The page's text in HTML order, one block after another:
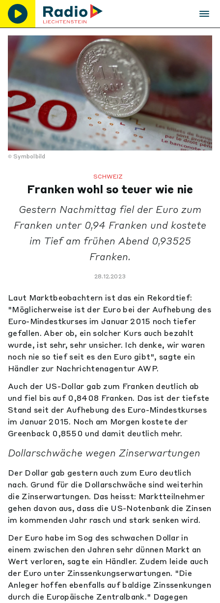
Symbolbild
SCHWEIZ
Franken wohl so teuer wie nie
Gestern Nachmittag fiel der Euro zum
Franken unter 0,94 Franken und kostete
im Tief am frühen Abend 0,93525
Franken.
28.12.2023
Laut Marktbeobachtern ist das ein Rekordtief:
"Möglicherweise ist der Euro bei der Aufhebung des
Euro-Mindestkurses im Januar 2015 noch tiefer
gefallen. Aber ob, ein solcher Kurs auch bezahlt
wurde, ist sehr, sehr unsicher. Ich denke, wir waren
noch nie so tief seit es den Euro gibt", sagte ein
Händler zur Nachrichtenagentur AWP.
Auch der US-Dollar gab zum Franken deutlich ab
und fiel bis auf 0,8408 Franken. Das ist der tiefste
Stand seit der Aufhebung des Euro-Mindestkurses
im Januar 2015. Noch am Morgen kostete der
Greenback 0,8550 und damit deutlich mehr.
Dollarschwäche wegen Zinserwartungen
Der Dollar gab gestern auch zum Euro deutlich
nach. Grund für die Dollarschwäche sind weiterhin
die Zinserwartungen. Das heisst: Marktteilnehmer
gehen davon aus, dass die US-Notenbank die Zinsen
im kommenden Jahr rasch und stark senken wird.
Der Euro habe im Sog des schwachen Dollar in
einem zwischen den Jahren sehr dünnen Markt an
Wert verloren, sagte ein Händler. Zudem leide auch
der Euro unter Zinssenkungserwartungen. "Die
Anleger hoffen ebenfalls auf baldige Zinssenkungen
durch die Europäische Zentralbank." Dagegen